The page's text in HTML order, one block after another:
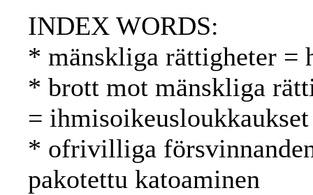
INDEX WORDS:
* mänskliga rättigheter =
* brott mot mänskliga
= ihmisoikeusloukkaukset
* ofrivilliga
pakotettu katoaminen